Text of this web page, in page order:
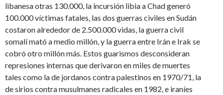
libanesa otras 130.000, la incursión libia a Chad generó
100.000 víctimas fatales, las dos guerras civiles en Sudán
costaron alrededor de 2.500.000 vidas, la guerra civil
somalí mató a medio millón, y la guerra entre Irán e Irak se
cobró otro millón más. Estos guarismos desconsideran
represiones internas que derivaron en miles de muertes
tales como la de jordanos contra palestinos en 1970/71, la
de sirios contra musulmanes radicales en 1982, e iraníes